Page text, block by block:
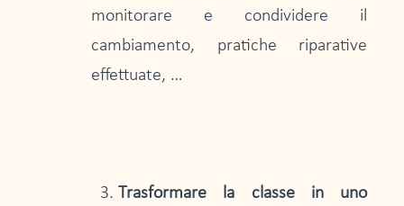
monitorare e condividere il
cambiamento, pratiche riparative
effettuate, …
Trasformare la classe in uno